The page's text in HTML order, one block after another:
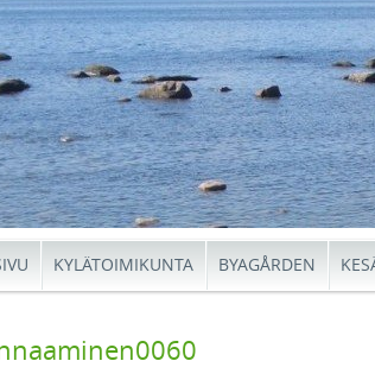
KYLÄTOIMIKUNTA BYAGÅRDEN